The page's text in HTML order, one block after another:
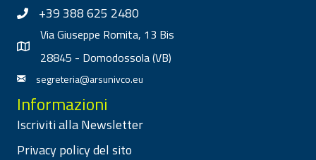
+39 388 625 2480
Via Giuseppe Romita, 13 Bis
28845 - Domodossola (VB)
segreteria@arsunivco.eu
Informazioni
Iscriviti alla Newsletter
Privacy policy del sito